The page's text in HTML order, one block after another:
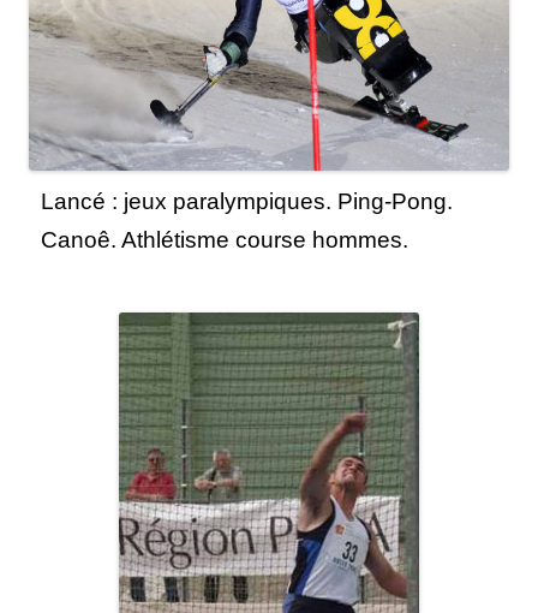
Lancé : jeux paralympiques. Ping-Pong.
Canoê. Athlétisme course hommes.